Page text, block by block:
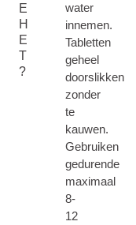
E
H
E
T
?
water
innemen.
Tabletten
geheel
doorslikken
zonder
te
kauwen.
Gebruiken
gedurende
maximaal
8-
12